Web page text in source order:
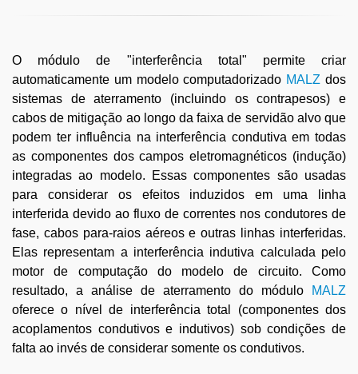
O módulo de "interferência total" permite criar
automaticamente um modelo computadorizado MALZ dos
sistemas de aterramento (incluindo os contrapesos) e
cabos de mitigação ao longo da faixa de servidão alvo que
podem ter influência na interferência condutiva em todas
as componentes dos campos eletromagnéticos (indução)
integradas ao modelo. Essas componentes são usadas
para considerar os efeitos induzidos em uma linha
interferida devido ao fluxo de correntes nos condutores de
fase, cabos para-raios aéreos e outras linhas interferidas.
Elas representam a interferência indutiva calculada pelo
motor de computação do modelo de circuito. Como
resultado, a análise de aterramento do módulo
MALZ
oferece o nível de interferência total (componentes dos
acoplamentos condutivos e indutivos) sob condições de
falta ao invés de considerar somente os condutivos.